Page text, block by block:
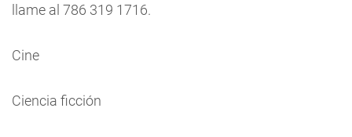
llame al 786 319 1716.
Cine
Ciencia ficción